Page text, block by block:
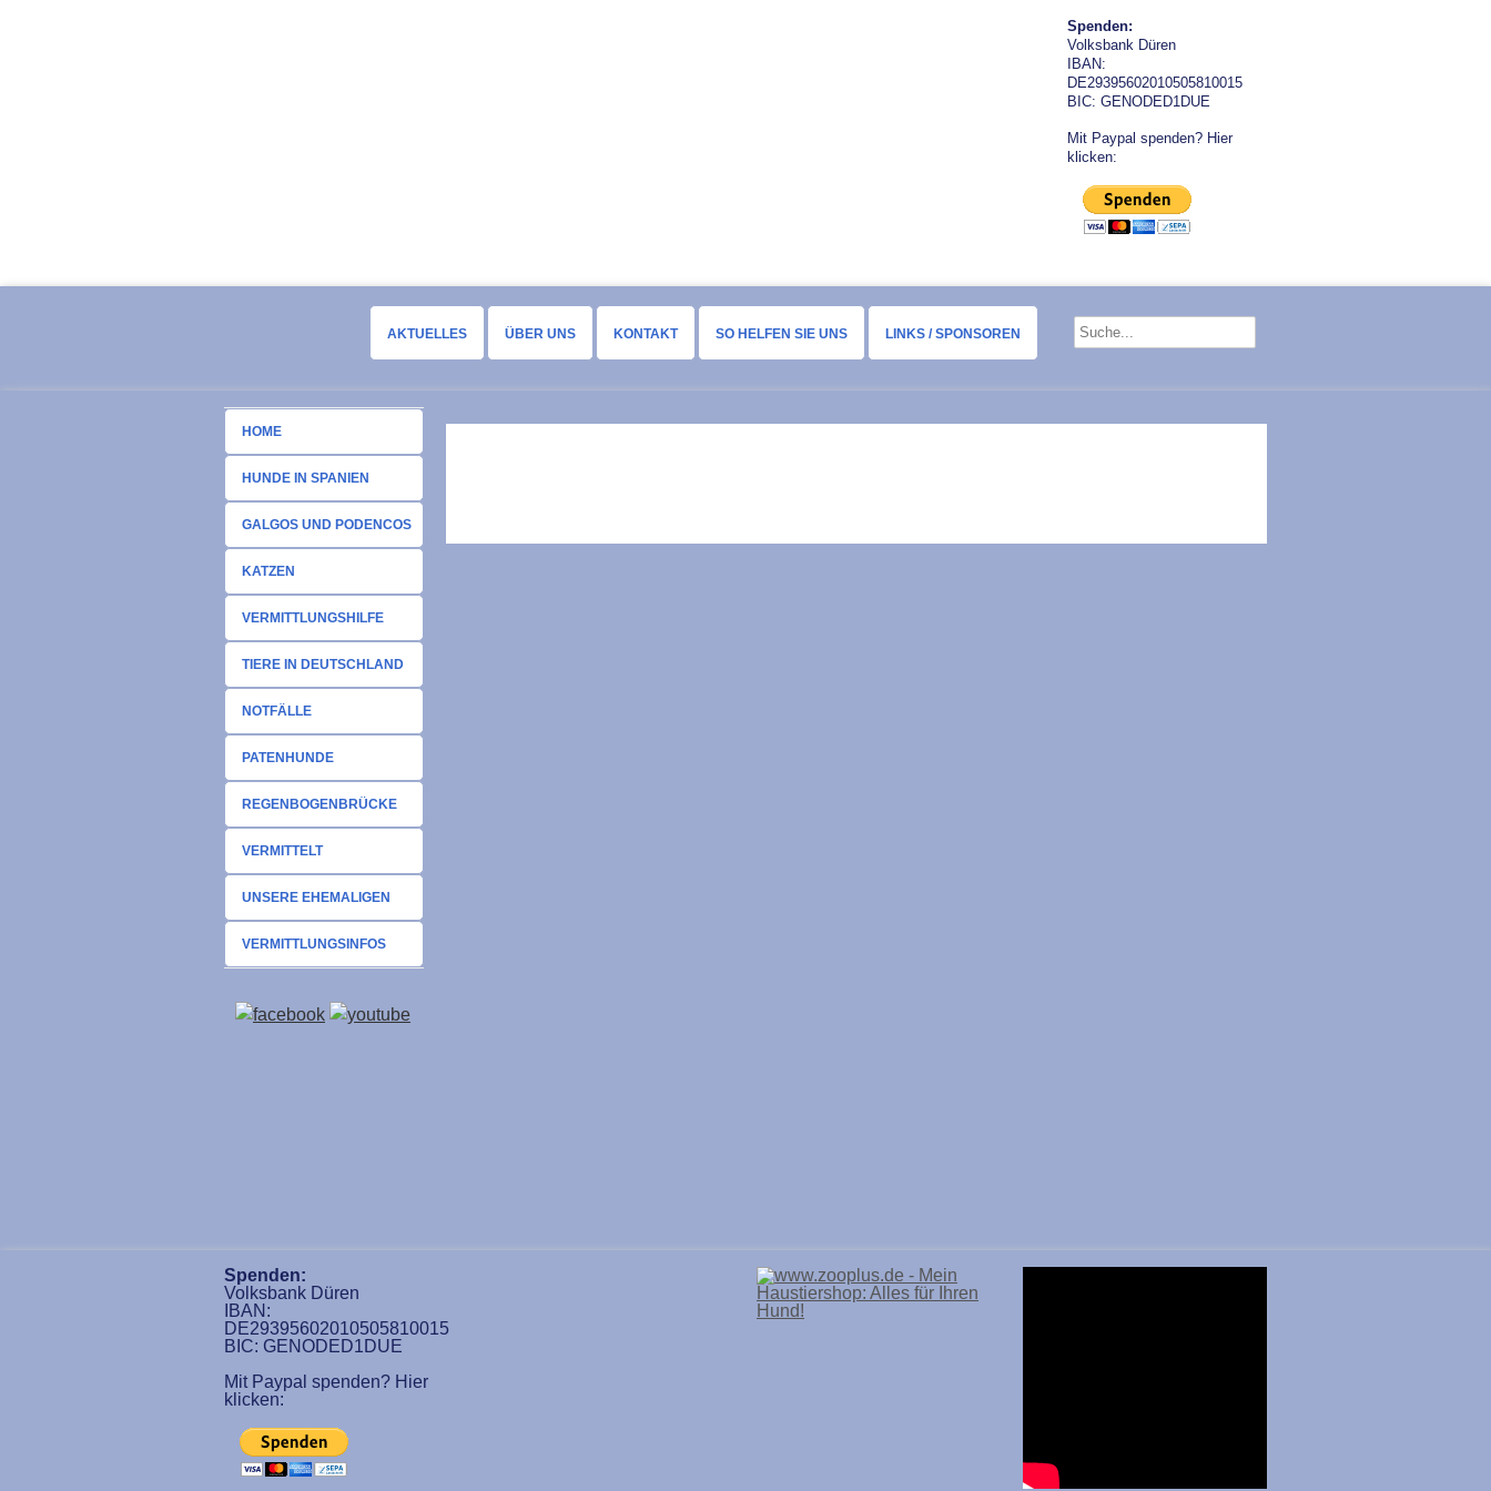
Spenden:
Volksbank Düren
IBAN:
DE29395602010505810015
BIC: GENODED1DUE
Mit Paypal spenden? Hier
klicken:
AKTUELLES ÜBER UNS KONTAKT SO HELFEN SIE UNS LINKS / SPONSOREN
HOME
HUNDE IN SPANIEN
GALGOS UND PODENCOS
KATZEN
VERMITTLUNGSHILFE
TIERE IN DEUTSCHLAND
NOTFÄLLE
PATENHUNDE
REGENBOGENBRÜCKE
VERMITTELT
UNSERE EHEMALIGEN
VERMITTLUNGSINFOS
Spenden:
Volksbank Düren
IBAN:
DE29395602010505810015
BIC: GENODED1DUE
Mit Paypal spenden? Hier
klicken: